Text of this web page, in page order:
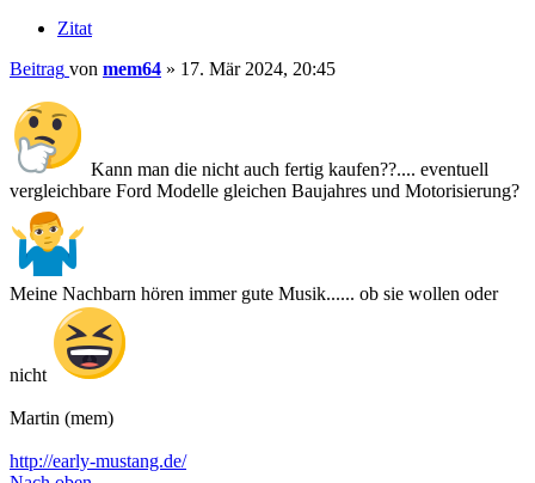
Zitat
Beitrag von mem64 » 17. Mär 2024, 20:45
Kann man die nicht auch fertig kaufen??.... eventuell
vergleichbare Ford Modelle gleichen Baujahres und Motorisierung?
Meine Nachbarn hören immer gute Musik...... ob sie wollen oder
nicht
Martin (mem)
http://early-mustang.de/